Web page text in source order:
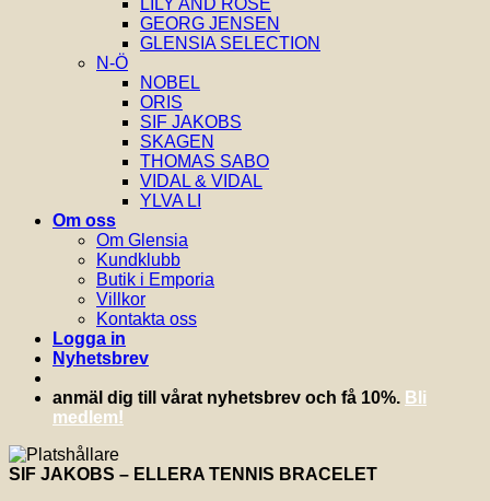
LILY AND ROSE
GEORG JENSEN
GLENSIA SELECTION
N-Ö
NOBEL
ORIS
SIF JAKOBS
SKAGEN
THOMAS SABO
VIDAL & VIDAL
YLVA LI
Om oss
Om Glensia
Kundklubb
Butik i Emporia
Villkor
Kontakta oss
Logga in
Nyhetsbrev
anmäl dig till vårat nyhetsbrev och få 10%. Bli
medlem!
SIF JAKOBS – ELLERA TENNIS BRACELET